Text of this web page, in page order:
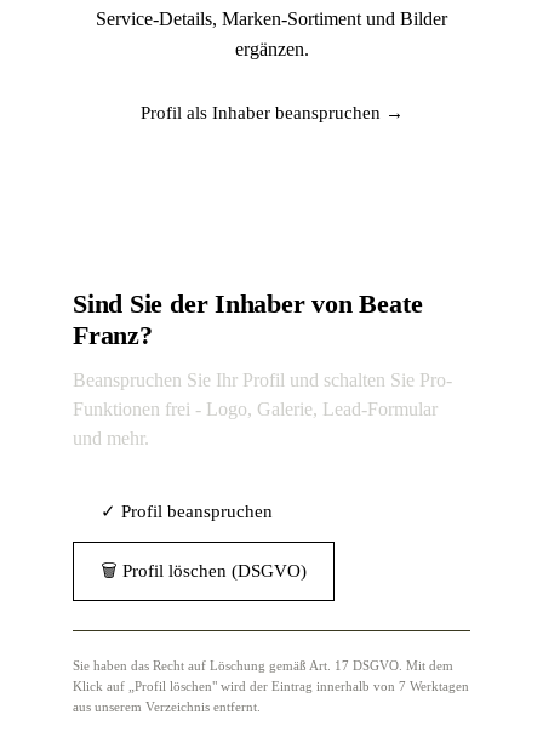
Service-Details, Marken-Sortiment und Bilder
ergänzen.
Profil als Inhaber beanspruchen →
Sind Sie der Inhaber von Beate
Franz?
Beanspruchen Sie Ihr Profil und schalten Sie Pro-
Funktionen frei - Logo, Galerie, Lead-Formular
und mehr.
✓ Profil beanspruchen
🗑 Profil löschen (DSGVO)
Sie haben das Recht auf Löschung gemäß Art. 17 DSGVO. Mit dem
Klick auf „Profil löschen" wird der Eintrag innerhalb von 7 Werktagen
aus unserem Verzeichnis entfernt.